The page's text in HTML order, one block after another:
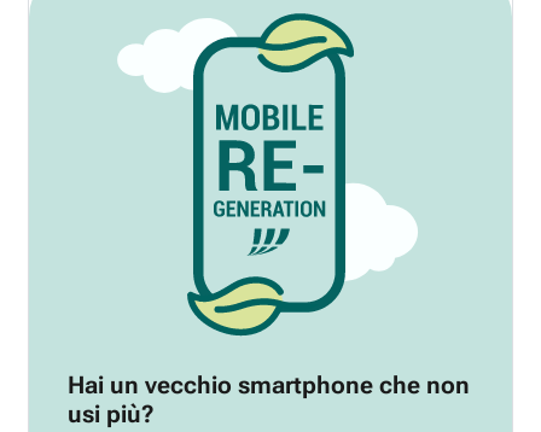
Hai un vecchio smartphone che non
usi più?